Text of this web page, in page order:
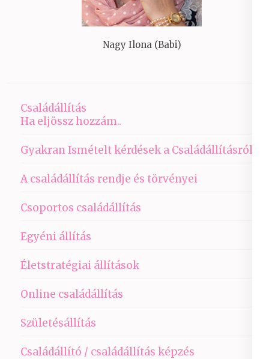
Nagy Ilona (Babi)
Családállítás
Ha eljössz hozzám..
Gyakran Ismételt kérdések a Családállításról
A családállítás rendje és törvényei
Csoportos családállítás
Egyéni állítás
Életstratégiai állítások
Online családállítás
Születésállítás
Családállító / családállítás képzés